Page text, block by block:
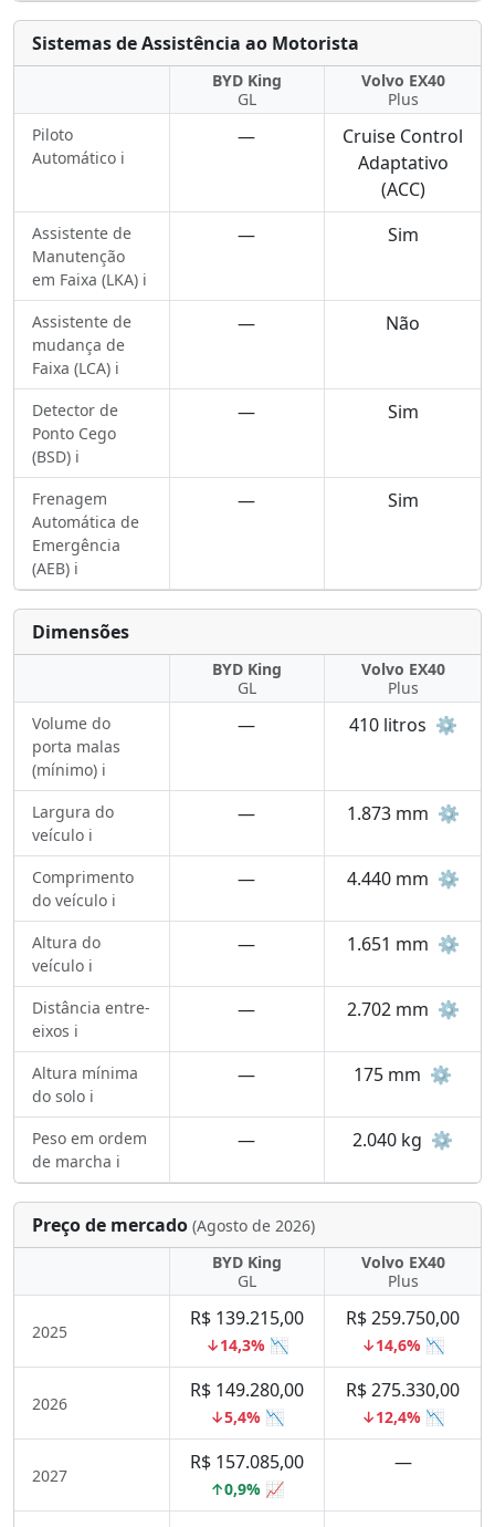
Sistemas de Assistência ao Motorista
BYD King
GL
Volvo EX40
Plus
Piloto
Automático ℹ️
—
Cruise Control
Adaptativo
(ACC)
Assistente de
Manutenção
em Faixa (LKA) ℹ️
— Sim
Assistente de
mudança de
Faixa (LCA) ℹ️
— Não
Detector de
Ponto Cego
(BSD) ℹ️
— Sim
Frenagem
Automática de
Emergência
(AEB) ℹ️
— Sim
Dimensões
BYD King
GL
Volvo EX40
Plus
Volume do
porta malas
(mínimo) ℹ️
— 410 litros ⚙️
Largura do
veículo ℹ️
— 1.873 mm ⚙️
Comprimento
do veículo ℹ️
— 4.440 mm ⚙️
Altura do
veículo ℹ️
— 1.651 mm ⚙️
Distância entre-
eixos ℹ️
— 2.702 mm ⚙️
Altura mínima
do solo ℹ️
— 175 mm ⚙️
Peso em ordem
de marcha ℹ️
— 2.040 kg ⚙️
Preço de mercado (Agosto de 2026)
BYD King
GL
Volvo EX40
Plus
2025
R$ 139.215,00
↓14,3% 📉
R$ 259.750,00
↓14,6% 📉
2026
R$ 149.280,00
↓5,4% 📉
R$ 275.330,00
↓12,4% 📉
2027
R$ 157.085,00
↑0,9% 📈
—